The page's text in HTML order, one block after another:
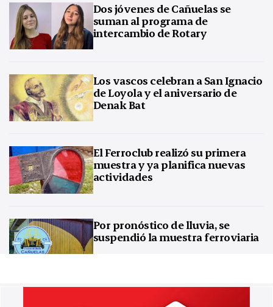
Dos jóvenes de Cañuelas se
suman al programa de
intercambio de Rotary
Los vascos celebran a San Ignacio
de Loyola y el aniversario de
Denak Bat
El Ferroclub realizó su primera
muestra y ya planifica nuevas
actividades
Por pronóstico de lluvia, se
suspendió la muestra ferroviaria